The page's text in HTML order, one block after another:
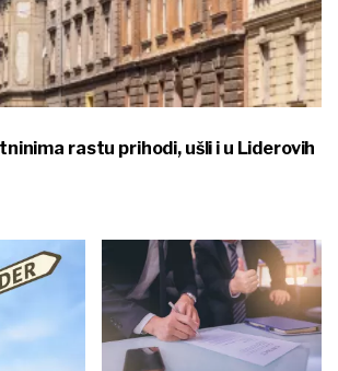
rastu prihodi, ušli i u Liderovih